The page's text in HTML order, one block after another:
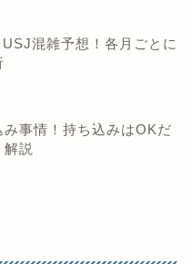
USJ混雑予想！各月ごとに
事情！持ち込みはOKだ
説